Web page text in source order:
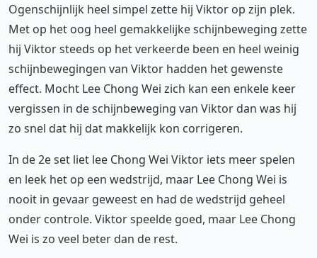
Ogenschijnlijk heel simpel zette hij Viktor op zijn plek.
Met op het oog heel gemakkelijke schijnbeweging zette
hij Viktor steeds op het verkeerde been en heel weinig
schijnbewegingen van Viktor hadden het gewenste
effect. Mocht Lee Chong Wei zich kan een enkele keer
vergissen in de schijnbeweging van Viktor dan was hij
zo snel dat hij dat makkelijk kon corrigeren.
In de 2e set liet lee Chong Wei Viktor iets meer spelen
en leek het op een wedstrijd, maar Lee Chong Wei is
nooit in gevaar geweest en had de wedstrijd geheel
onder controle. Viktor speelde goed, maar Lee Chong
Wei is zo veel beter dan de rest.